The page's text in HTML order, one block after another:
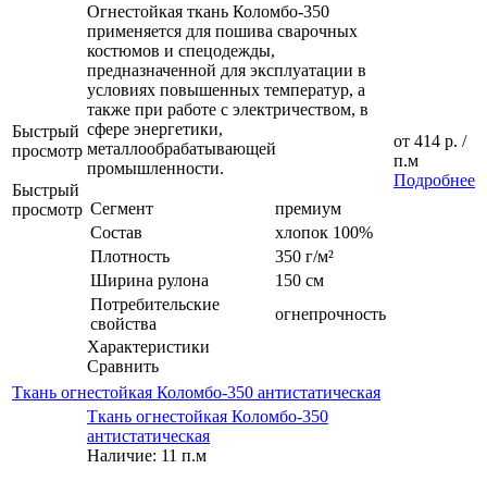
Быстрый
просмотр
Быстрый
просмотр
Огнестойкая ткань Коломбо-350
применяется для пошива сварочных
костюмов и спецодежды,
предназначенной для эксплуатации в
условиях повышенных температур, а
также при работе с электричеством, в
сфере энергетики,
металлообрабатывающей
промышленности.
Сегмент
премиум
Состав
хлопок 100%
Плотность
350 г/м²
Ширина рулона
150 см
Потребительские
свойства
огнепрочность
Характеристики
Сравнить
от 414 р. /
п.м
Подробнее
Ткань огнестойкая Коломбо-350 антистатическая
Ткань огнестойкая Коломбо-350
антистатическая
Наличие: 11 п.м